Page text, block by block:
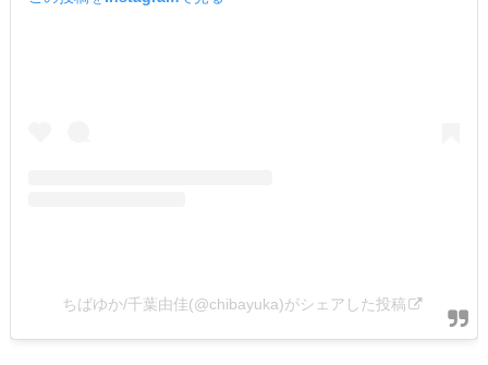
ちばゆか/千葉由佳(@chibayuka)がシェアした投稿